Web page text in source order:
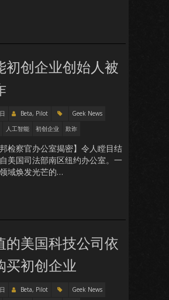
初创企业创始人被
Beta, Pilot
Geek News
人工智能 初创企业 欺诈
检察官办公室揭密】令人瞠目结
美国司法部南区纽约办公室。一
域焕发光芒的…
的美国科技公司依
买初创企业
Beta, Pilot
Geek News